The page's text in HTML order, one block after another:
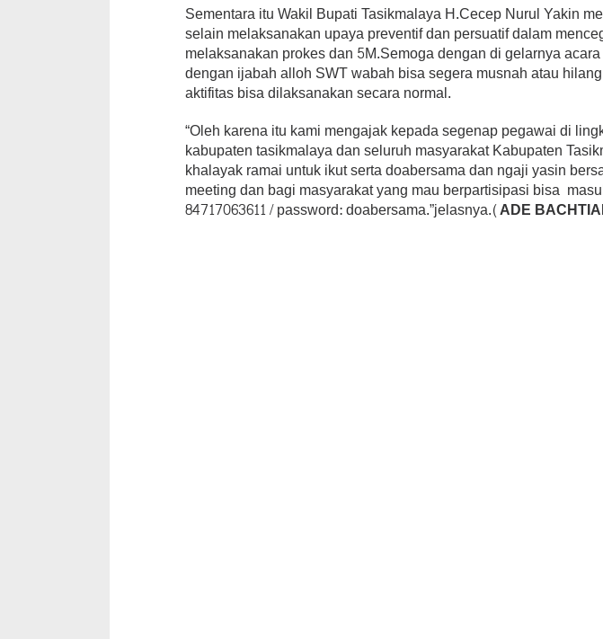
Sementara itu Wakil Bupati Tasikmalaya H.Cecep Nurul Yakin
selain melaksanakan upaya preventif dan persuatif dalam
melaksanakan prokes dan 5M.Semoga dengan di gelarnya
dengan ijabah alloh SWT wabah bisa segera musnah atau
aktifitas bisa dilaksanakan secara normal.
“Oleh karena itu kami mengajak kepada segenap pegawai di
kabupaten tasikmalaya dan seluruh masyarakat Kabupaten
khalayak ramai untuk ikut serta doabersama dan ngaji yasin
meeting dan bagi masyarakat yang mau berpartisipasi bisa
84717063611 / password: doabersama.”jelasnya.(ADE